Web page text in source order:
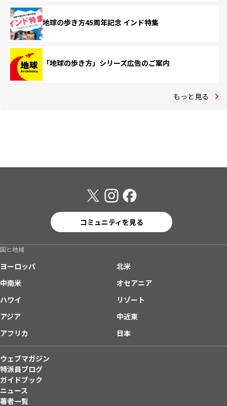
地球の歩き方45周年記念 インド特集
「地球の歩き方」シリーズ広告のご案内
もっと見る
コミュニティを見る
国と地域
ヨーロッパ
北米
中南米
オセアニア
ハワイ
リゾート
アジア
中近東
アフリカ
日本
ウェブマガジン
特派員ブログ
ガイドブック
ニュース
著者一覧